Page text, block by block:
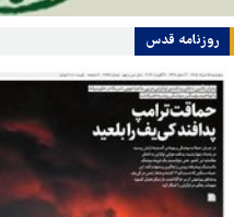
روزنامه قدس